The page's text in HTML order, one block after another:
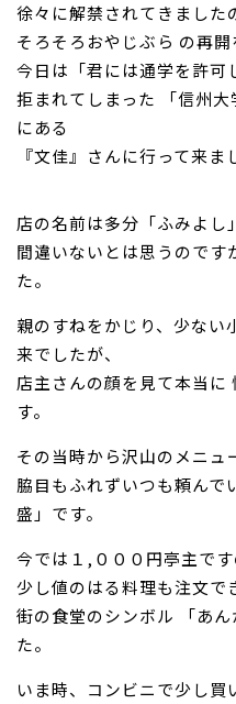
不動産の査定
お問
徐々に解禁されてきました
そろそろおやじぶら の再開
今日は「君には通学を許可
拒まれてしまった 「信州
にある
『文佳』さんに行って来ま
店の名前は多分「ふみよし
間違いないとは思うのです
た。
親のすねをかじり、少ない
来でしたが、
店主さんの顔を見て本当に
す。
その当時から沢山のメニュ
脇目もふれずいつも頼んで
盛」です。
今では１,０００円亭主で
少し値のはる料理も注文で
街の食堂のシンボル 「あ
た。
いま時、コンビニで少し買